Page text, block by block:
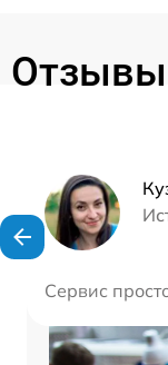
Отзывы
Сервис